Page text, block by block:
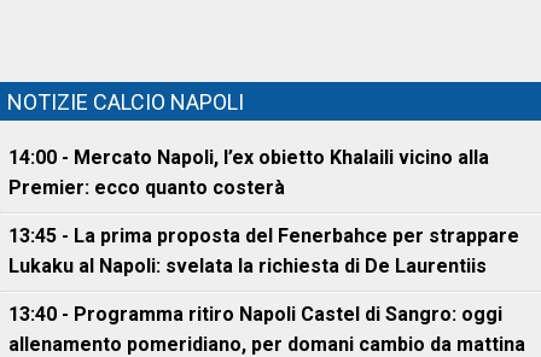
NOTIZIE CALCIO NAPOLI
14:00 - Mercato Napoli, l’ex obietto Khalaili vicino alla
Premier: ecco quanto costerà
13:45 - La prima proposta del Fenerbahce per strappare
Lukaku al Napoli: svelata la richiesta di De Laurentiis
13:40 - Programma ritiro Napoli Castel di Sangro: oggi
allenamento pomeridiano, per domani cambio da mattina